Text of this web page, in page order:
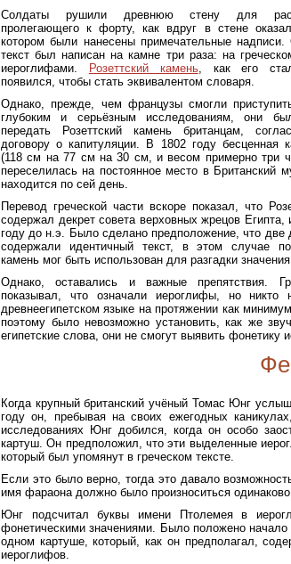
Солдаты рушили древнюю стену для
пролегающего к форту, как вдруг в стене
котором были нанесены примечательные
текст был написан на камне три раза: на
иероглифами.
Розеттский камень, как его
появился, чтобы стать эквивалентом словаря.
Однако, прежде, чем французы смогли
глубоким и серьёзным исследованиям, они
передать Розеттский камень британцам,
договору о капитуляции. В 1802 году бесценная
(118 см на 77 см на 30 см, и весом примерно три
переселилась на постоянное место в Британский
находится по сей день.
Перевод греческой части вскоре показал, что
содержал декрет совета верховных жрецов Египта,
году до н.э. Было сделано предположение, что две
содержали идентичный текст, в этом случае
камень мог быть использован для разгадки
Однако, оставались и важные препятствия.
показывал, что означали иероглифы, но никто
древнеегипетском языке на протяжении как
поэтому было невозможно установить, как же
египетские слова, они не смогут выявить фонетику
Когда крупный британский учёный Томас Юнг
году он, пребывая на своих ежегодных
исследованиях Юнг добился, когда он особо
картуш. Он предположил, что эти выделенные
который был упомянут в греческом тексте.
Если это было верно, тогда это давало
имя фараона должно было произноситься
Юнг подсчитал буквы имени Птолемея в
фонетическими значениями. Было положено
одном картуше, который, как он предполагал,
иероглифов.